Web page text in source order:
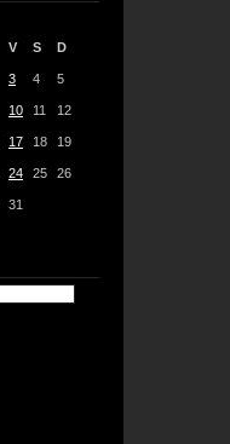
V S D
3 4 5
10 11 12
17 18 19
24 25 26
31